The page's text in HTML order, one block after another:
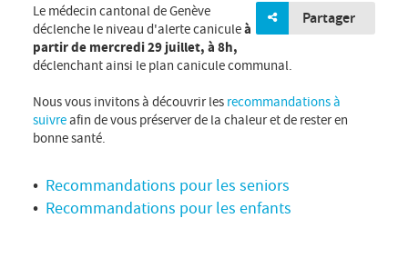
Partager
Le médecin cantonal de Genève
déclenche le niveau d'alerte caniculeà
partir de mercredi 29 juillet, à 8h,
déclenchant ainsi le plan canicule communal.
Nous vous invitons à découvrir les recommandations à
suivreafin de vous préserver de la chaleur et de rester en
bonne santé.
Recommandations pour les seniors
Recommandations pour les enfants